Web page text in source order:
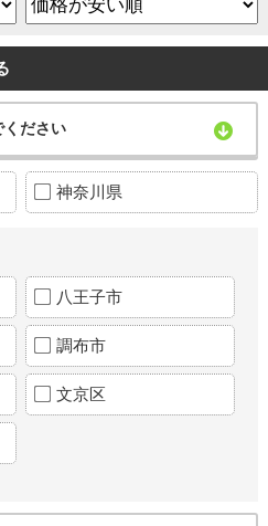
ください
神奈川県
八王子市
調布市
文京区